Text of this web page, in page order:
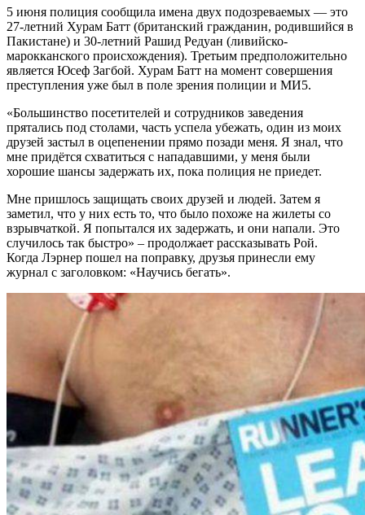
5 июня полиция сообщила имена двух подозреваемых — это
27-летний Хурам Батт (британский гражданин, родившийся в
Пакистане) и 30-летний Рашид Редуан (ливийско-
марокканского происхождения). Третьим предположительно
является Юсеф Загбой. Хурам Батт на момент совершения
преступления уже был в поле зрения полиции и МИ5.
«Большинство посетителей и сотрудников заведения
прятались под столами, часть успела убежать, один из моих
друзей застыл в оцепенении прямо позади меня. Я знал, что
мне придётся схватиться с нападавшими, у меня были
хорошие шансы задержать их, пока полиция не приедет.
Мне пришлось защищать своих друзей и людей. Затем я
заметил, что у них есть то, что было похоже на жилеты со
взрывчаткой. Я попытался их задержать, и они напали. Это
случилось так быстро» – продолжает рассказывать Рой.
Когда Лэрнер пошел на поправку, друзья принесли ему
журнал с заголовком: «Научись бегать».